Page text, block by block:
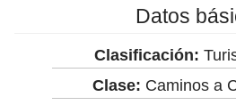
Datos
Clasificación:
Clase: Caminos a